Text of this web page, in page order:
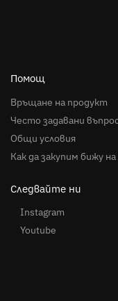
Помощ
Връщане на продукт
Често задавани
Общи условия
Как да закупим бижу
Следвайте ни
Instagram
Youtube